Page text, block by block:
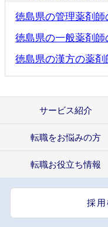
徳島県の管理薬剤師
徳島県の一般薬剤師
徳島県の漢方の薬剤
サービス紹介
転職をお悩みの方
転職お役立ち情報
採